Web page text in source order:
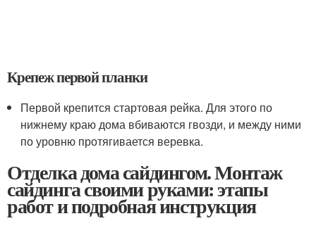
Крепеж первой планки
Первой крепится стартовая рейка. Для этого по
нижнему краю дома вбиваются гвозди, и между ними
по уровню протягивается веревка.
Отделка дома сайдингом. Монтаж
сайдинга своими руками: этапы
работ и подробная инструкция